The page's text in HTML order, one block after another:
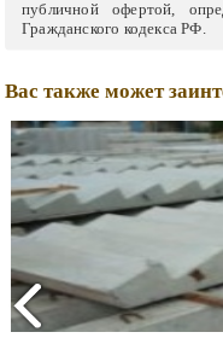
публичной офертой,
Гражданского кодекса РФ.
Вас также может